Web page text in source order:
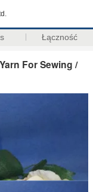
Łączność
For Sewing /